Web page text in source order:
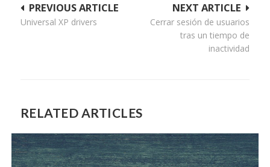
Navegación
de
NEXT ARTICLE
Cerrar sesión de usuarios
tras un tiempo de
inactividad
PREVIOUS ARTICLE
Universal XP drivers
RELATED ARTICLES